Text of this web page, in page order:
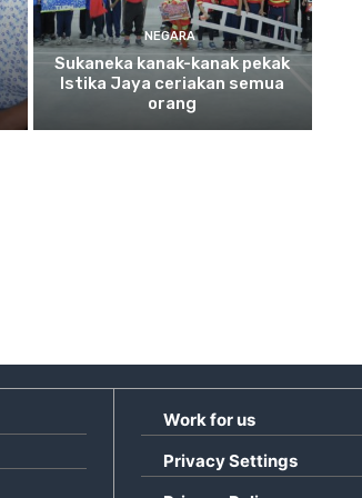
NEGARA
Sukaneka kanak-kanak pekak
Istika Jaya ceriakan semua
orang
Work for us
Privacy Settings